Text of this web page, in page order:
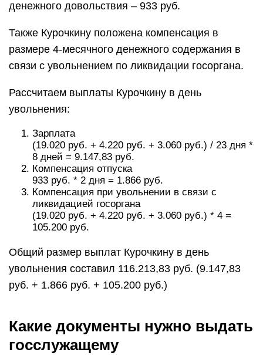
денежного довольствия – 933 руб.
Также Курочкину положена компенсация в
размере 4-месячного денежного содержания в
связи с увольнением по ликвидации госоргана.
Рассчитаем выплаты Курочкину в день
увольнения:
Зарплата
(19.020 руб. + 4.220 руб. + 3.060 руб.) / 23 дня *
8 дней = 9.147,83 руб.
Компенсация отпуска
933 руб. * 2 дня = 1.866 руб.
Компенсация при увольнении в связи с
ликвидацией госоргана
(19.020 руб. + 4.220 руб. + 3.060 руб.) * 4 =
105.200 руб.
Общий размер выплат Курочкину в день
увольнения составил 116.213,83 руб. (9.147,83
руб. + 1.866 руб. + 105.200 руб.)
Какие документы нужно выдать
госслужащему